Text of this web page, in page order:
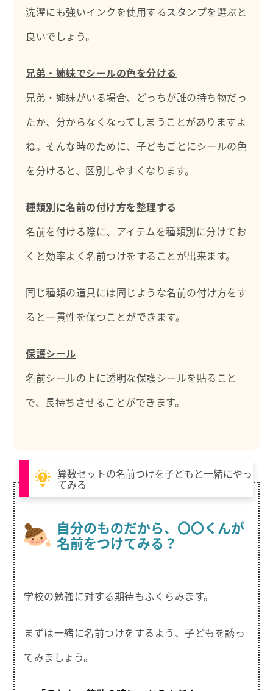
洗濯にも強いインクを使用するスタンプを選ぶと
良いでしょう。
兄弟・姉妹でシールの色を分ける
兄弟・姉妹がいる場合、どっちが誰の持ち物だっ
たか、分からなくなってしまうことがありますよ
ね。そんな時のために、子どもごとにシールの色
を分けると、区別しやすくなります。
種類別に名前の付け方を整理する
名前を付ける際に、アイテムを種類別に分けてお
くと効率よく名前つけをすることが出来ます。
同じ種類の道具には同じような名前の付け方をす
ると一貫性を保つことができます。
保護シール
名前シールの上に透明な保護シールを貼ること
で、長持ちさせることができます。
算数セットの名前つけを子どもと一緒にやっ
てみる
自分のものだから、〇〇くんが
名前をつけてみる？
学校の勉強に対する期待もふくらみます。
まずは一緒に名前つけをするよう、子どもを誘っ
てみましょう。